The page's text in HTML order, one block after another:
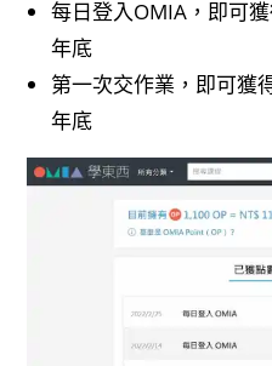
每日登入OMIA，即可
年底
第一次交作業，即可獲
年底